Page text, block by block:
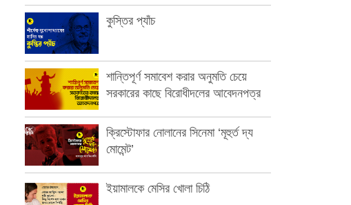
কুস্তির প্যাঁচ
শান্তিপূর্ণ সমাবেশ করার অনুমতি চেয়ে
সরকারের কাছে বিরোধীদলের আবেদনপত্র
ক্রিস্টোফার নোলানের সিনেমা ‘মূহুর্ত দ্য
মোমেন্ট’
ইয়ামালকে মেসির খোলা চিঠি